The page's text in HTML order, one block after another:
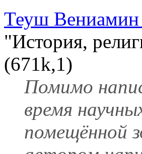
Теуш Вениамин
"История,
(671k,1)
Помимо
время
помещённой